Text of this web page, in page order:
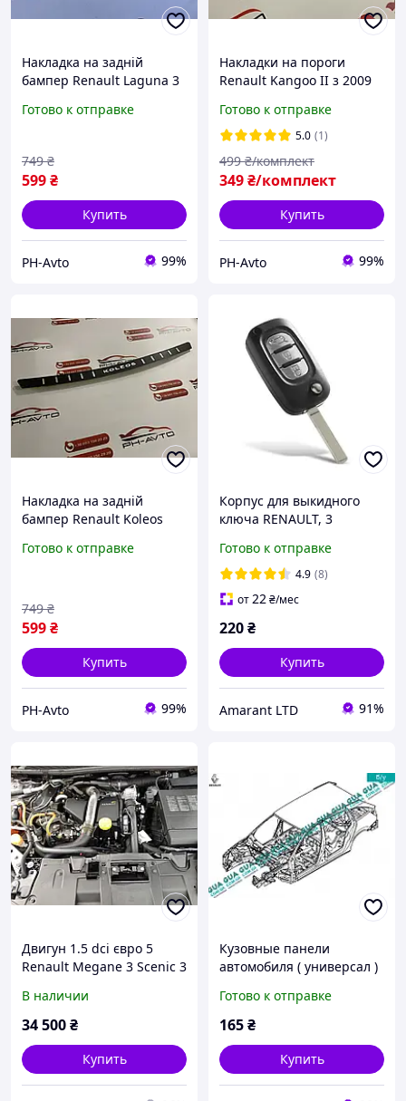
Накладка на задній
бампер Renault Laguna 3
2015 р.в. нержавійка
Готово к отправке
599₴
749 ₴
Купить
PH-Avto 99%
Накладки на пороги
Renault Kangoo II з 2009
Готово к отправке
5.0 (1)
349₴/комплект
499 ₴/комплект
Купить
PH-Avto 99%
Накладка на задній
бампер Renault Koleos
нержавійка в карбоні
Готово к отправке
599₴
749 ₴
Купить
PH-Avto 99%
Корпус для выкидного
ключа RENAULT, 3
лезвие VA6
Готово к отправке
4.9 (8)
от22₴/мес
220₴
Купить
Amarant LTD 91%
Двигун 1.5 dci євро 5
Renault Megane 3 Scenic 3
K9K Рено Меган Сценік
III)
В наличии
34 500₴
Купить
Кузовные панели
автомобиля ( универсал )
LAGUNA II / ЛАГУНА 2,
Renault / РЕНО LAGUNA II
Готово к отправке
165₴
Купить